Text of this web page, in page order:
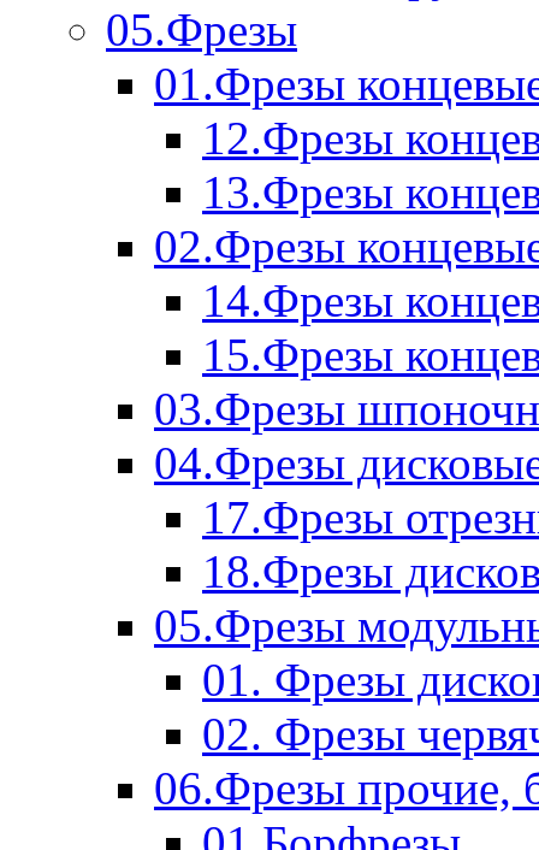
05.Фрезы
01.Фрезы
12.Фрезы
13.Фрезы
02.Фрезы
14.Фрезы
15.Фрезы
03.Фрезы
04.Фрезы
17.Фрезы
18.Фрезы
05.Фрезы
01. Фрезы
02. Фрезы
06.Фрезы прочие,